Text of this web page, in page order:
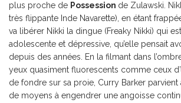
plus proche de Possession de Zulawski.
très flippante Inde Navarette), en étant
va libérer Nikki la dingue (Freaky Nikki) qui
adolescente et dépressive, qu’elle pensait
depuis des années. En la filmant dans
yeux quasiment fluorescents comme ceux
de fondre sur sa proie, Curry Barker
de moyens à engendrer une angoisse